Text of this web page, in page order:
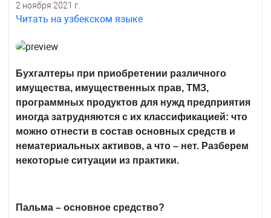
2 ноября 2021 г.
Читать на узбекском языке
Бухгалтеры при приобретении различного
имущества, имущественных прав, ТМЗ,
программных продуктов для нужд предприятия
иногда затрудняются с их классификацией: что
можно отнести в состав основных средств и
нематериальных активов, а что – нет. Разберем
некоторые ситуации из практики.
Пальма – основное средство?